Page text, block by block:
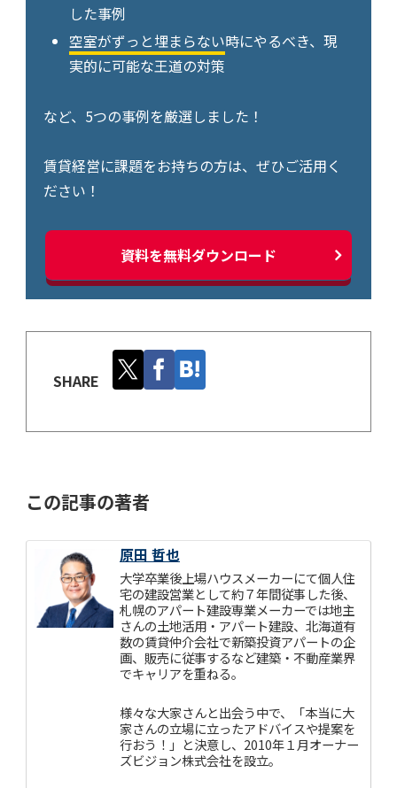
した事例
空室がずっと埋まらない時にやるべき、現
実的に可能な王道の対策
など、5つの事例を厳選しました！
賃貸経営に課題をお持ちの方は、ぜひご活用く
ださい！
資料を無料ダウンロード
SHARE
この記事の著者
原田 哲也
大学卒業後上場ハウスメーカーにて個人住
宅の建設営業として約７年間従事した後、
札幌のアパート建設専業メーカーでは地主
さんの土地活用・アパート建設、北海道有
数の賃貸仲介会社で新築投資アパートの企
画、販売に従事するなど建築・不動産業界
でキャリアを重ねる。
様々な大家さんと出会う中で、「本当に大
家さんの立場に立ったアドバイスや提案を
行おう！」と決意し、2010年１月オーナー
ズビジョン株式会社を設立。